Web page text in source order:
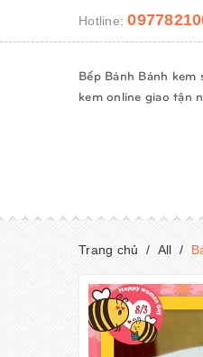
Hotline:
Bếp Bánh Bánh
kem online giao tận
Trang chủ / All /